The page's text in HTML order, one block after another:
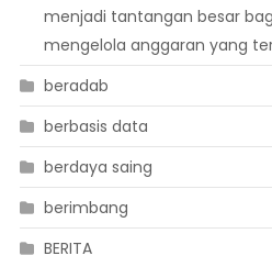
menjadi tantangan besar
mengelola anggaran yang
beradab
berbasis data
berdaya saing
berimbang
BERITA